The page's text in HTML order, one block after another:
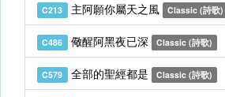
C213 主阿願你屬天之風 Classic (詩歌)
C486 儆醒阿黑夜已深 Classic (詩歌)
C579 全部的聖經都是 Classic (詩歌)